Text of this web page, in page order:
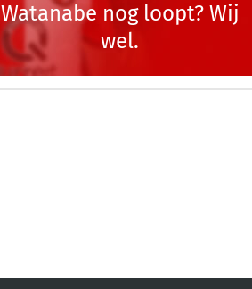
Watanabe nog loopt? Wij
wel.